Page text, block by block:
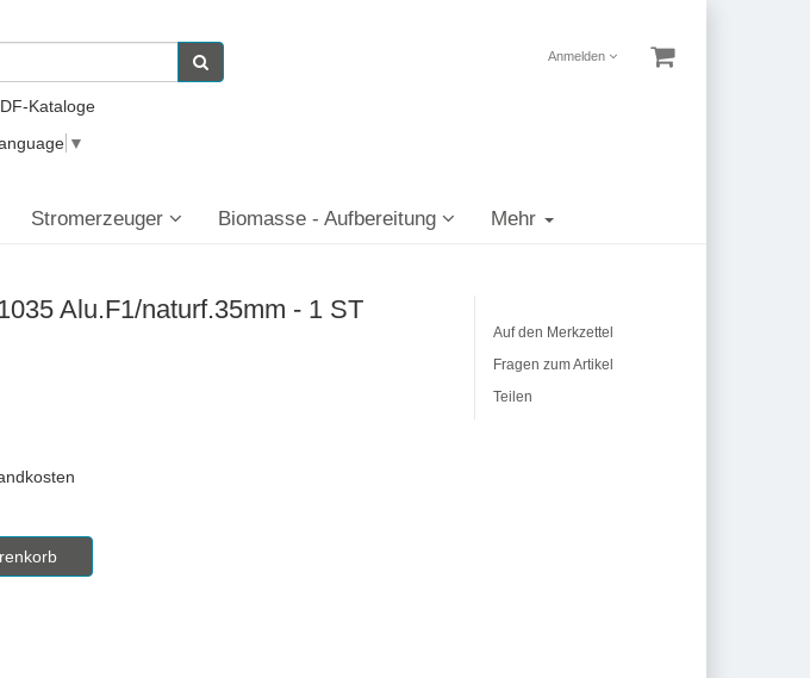
Anmelden
Kataloge
▼
Stromerzeuger Biomasse - Aufbereitung Mehr
Alu.F1/naturf.35mm - 1 ST
Auf den Merkzettel
Fragen zum Artikel
Teilen